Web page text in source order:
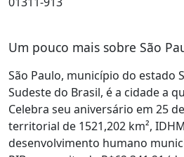
Um pouco mais sobre São
São Paulo, município do estado
Sudeste do Brasil, é a cidade a
Celebra seu aniversário em 25
territorial de 1521,202 km²,
desenvolvimento humano